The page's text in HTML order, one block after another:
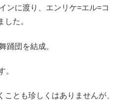
ンに渡り、エンリケ=エル=コ
た。
踊団を結成。
。
とも珍しくはありませんが、